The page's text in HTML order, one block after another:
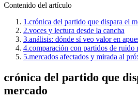
Contenido del artículo
1.crónica del partido que dispara el
2.voces y lectura desde la cancha
3.análisis: dónde sí veo valor en
4.comparación con partidos de ruido
5.mercados afectados y mirada al
crónica del partido que
mercado